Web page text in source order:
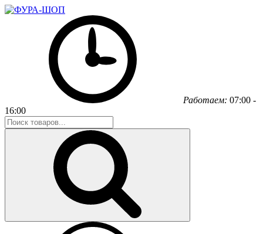
Работаем: 07:00 -
16:00